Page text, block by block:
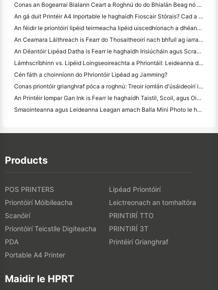
Conas an Bogearraí Bialann Ceart a Roghnú do do Bhialán Beag nó Meánmhéide
An gá duit Printéir A4 Inportable le haghaidh Fioscair Stórais? Cad a Oibríonn i ndáiríre
An féidir le priontóirí lipéid teirmeacha lipéid uiscedhíonach a dhéanamh do tháirgí gnó beag?
An Ceamara Láithreach is Fearr do Thosaitheoirí nach bhfuil ag iarraidh páipéar a chaitheamh
An Déantóir Lipéad Datha is Fearr le haghaidh Irisiúcháin agus Scrapbooking: Cuir Tuilleadh Datha le Gach Leathanach
Lámhscríbhinn vs. Lipéid Loingseoireachta a Phriontáil: Leideanna do Ghnólachtaí Beaga in 2026
Cén fáth a choinníonn do Phriontóir Lipéad ag Jamming?
Conas priontóir grianghraf póca a roghnú: Treoir iomlán d'úsáideoirí iris, taistil agus iPhone
An Printéir Iompar Gan Ink is Fearr le haghaidh Taistil, Scoil, agus Oibre Soghluaiste: Athbhreithniú Hanin MT620 Pro
Smaointeanna agus Leideanna Leagan amach Balla Mini Photo le haghaidh maisiú seomra leapa agus dormitory
Products
POS PRINTERS
Lipéad Priontóirí
Priontóirí Móibíleacha
Leictreonach an tomhaltóra
Scanóirí
PRINTIRÍ TTO
Priontóirí Teicstíle Digiteacha
PRINTIRÍ 3T
PDA
Printéirí Grianghraf
Portable A4 Printer
Maidir le HPRT